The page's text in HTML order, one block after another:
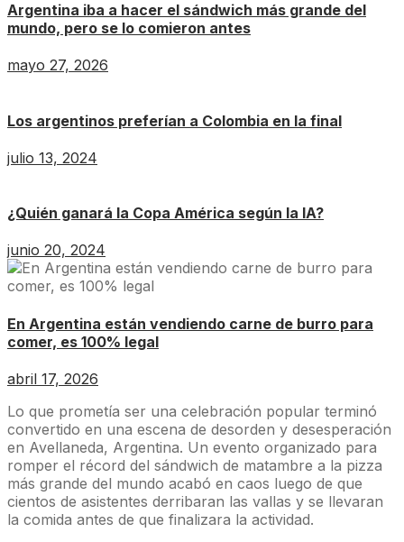
Argentina iba a hacer el sándwich más grande del
mundo, pero se lo comieron antes
mayo 27, 2026
Los argentinos preferían a Colombia en la final
julio 13, 2024
¿Quién ganará la Copa América según la IA?
junio 20, 2024
En Argentina están vendiendo carne de burro para
comer, es 100% legal
abril 17, 2026
Lo que prometía ser una celebración popular terminó
convertido en una escena de desorden y desesperación
en Avellaneda, Argentina. Un evento organizado para
romper el récord del sándwich de matambre a la pizza
más grande del mundo acabó en caos luego de que
cientos de asistentes derribaran las vallas y se llevaran
la comida antes de que finalizara la actividad.